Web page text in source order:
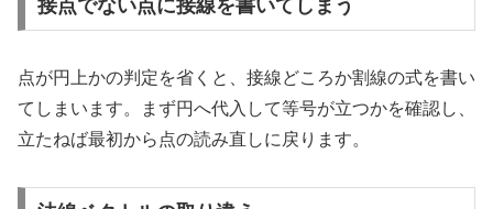
接点でない点に接線を書いてしまう
点が円上かの判定を省くと、接線どころか割線の式を書い
てしまいます。まず円へ代入して等号が立つかを確認し、
立たねば最初から点の読み直しに戻ります。